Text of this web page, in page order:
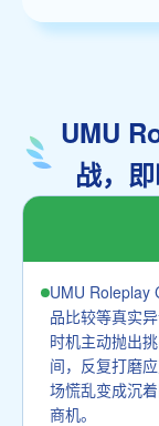
UMU
战，
UMU Roleplay
品比较等真实
时机主动抛出
间，反复打磨
场慌乱变成沉
商机。